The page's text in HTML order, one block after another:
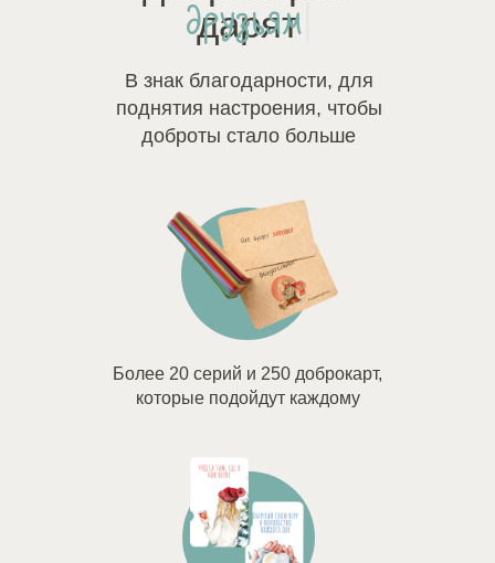
дарят
друзь|
В знак благодарности, для
поднятия настроения, чтобы
доброты стало больше
Более 20 серий и 250 доброкарт,
которые подойдут каждому